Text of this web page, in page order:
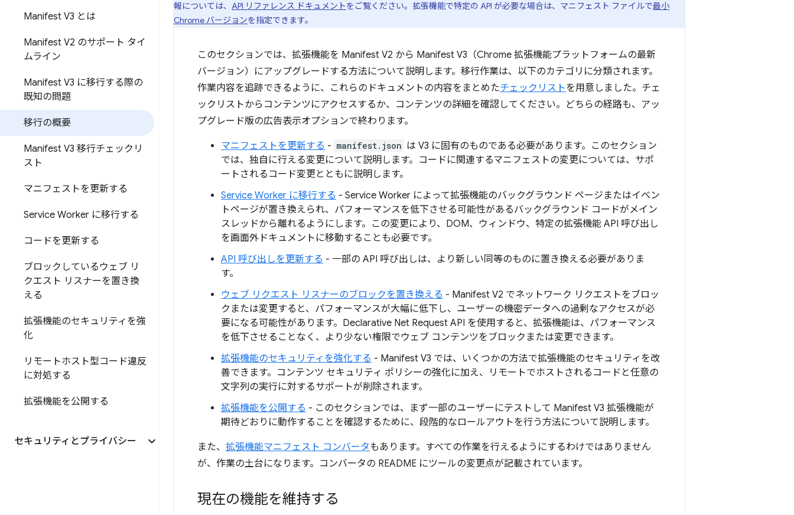
Manifest V3 とは
Manifest V2 のサポート タイ
ムライン
Manifest V3 に移行する際の
既知の問題
移行の概要
Manifest V3 移行チェックリ
スト
マニフェストを更新する
Service Worker に移行する
コードを更新する
ブロックしているウェブ リ
クエスト リスナーを置き換
える
拡張機能のセキュリティを強
化
リモートホスト型コード違反
に対処する
拡張機能を公開する
セキュリティとプライバシー
報については、 API リファレンス ドキュメントをご覧ください。拡張機能で特定の API が必要な場合は、マニフェスト ファイルで最小
Chrome バージョンを指定できます。
このセクションでは、拡張機能を Manifest V2 から Manifest V3（Chrome 拡張機能プラットフォームの最新
バージョン）にアップグレードする方法について説明します。移行作業は、以下のカテゴリに分類されます。
作業内容を追跡できるように、これらのドキュメントの内容をまとめたチェックリストを用意しました。チェ
ックリストからコンテンツにアクセスするか、コンテンツの詳細を確認してください。どちらの経路も、アッ
プグレード版の広告表示オプションで終わります。
マニフェストを更新する - manifest.json は V3 に固有のものである必要があります。このセクション
では、独自に行える変更について説明します。コードに関連するマニフェストの変更については、サポ
ートされるコード変更とともに説明します。
Service Worker に移行する - Service Worker によって拡張機能のバックグラウンド ページまたはイベン
トページが置き換えられ、パフォーマンスを低下させる可能性があるバックグラウンド コードがメイン
スレッドから離れるようにします。この変更により、DOM、ウィンドウ、特定の拡張機能 API 呼び出し
を画面外ドキュメントに移動することも必要です。
API 呼び出しを更新する - 一部の API 呼び出しは、より新しい同等のものに置き換える必要がありま
す。
ウェブ リクエスト リスナーのブロックを置き換える - Manifest V2 でネットワーク リクエストをブロッ
クまたは変更すると、パフォーマンスが大幅に低下し、ユーザーの機密データへの過剰なアクセスが必
要になる可能性があります。Declarative Net Request API を使用すると、拡張機能は、パフォーマンス
を低下させることなく、より少ない権限でウェブ コンテンツをブロックまたは変更できます。
拡張機能のセキュリティを強化する - Manifest V3 では、いくつかの方法で拡張機能のセキュリティを改
善できます。コンテンツ セキュリティ ポリシーの強化に加え、リモートでホストされるコードと任意の
文字列の実行に対するサポートが削除されます。
拡張機能を公開する - このセクションでは、まず一部のユーザーにテストして Manifest V3 拡張機能が
期待どおりに動作することを確認するために、段階的なロールアウトを行う方法について説明します。
また、 拡張機能マニフェスト コンバータもあります。すべての作業を行えるようにするわけではありません
が、作業の土台になります。コンバータの README にツールの変更点が記載されています。
現在の機能を維持する